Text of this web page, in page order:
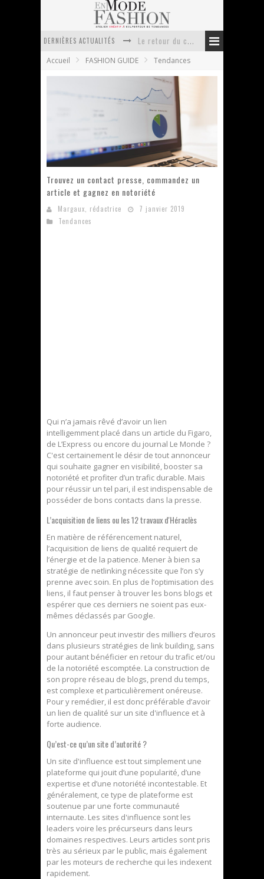
DERNIÈRES ACTUALITÉS
Le retour du cachemire version casual
Doudoune pour femme : choisir la pièce idéale entre style, chaleur et durabilité
Accueil FASHION GUIDE Tendances
Trouvez un contact presse, commandez un
article et gagnez en notoriété
Margaux, rédactrice
7 janvier 2019
Tendances
Qui n’a jamais rêvé d’avoir un lien
intelligemment placé dans un article du Figaro,
de L’Express ou encore du journal Le Monde ?
C'est certainement le désir de tout annonceur
qui souhaite gagner en visibilité, booster sa
notoriété et profiter d’un trafic durable. Mais
pour réussir un tel pari, il est indispensable de
posséder de bons contacts dans la presse.
L’acquisition de liens ou les 12 travaux d'Héraclès
En matière de référencement naturel,
l’acquisition de liens de qualité requiert de
l’énergie et de la patience. Mener à bien sa
stratégie de netlinking nécessite que l’on s’y
prenne avec soin. En plus de l’optimisation des
liens, il faut penser à trouver les bons blogs et
espérer que ces derniers ne soient pas eux-
mêmes déclassés par Google.
Un annonceur peut investir des milliers d’euros
dans plusieurs stratégies de link building, sans
pour autant bénéficier en retour du trafic et/ou
de la notoriété escomptée. La construction de
son propre réseau de blogs, prend du temps,
est complexe et particulièrement onéreuse.
Pour y remédier, il est donc préférable d’avoir
un lien de qualité sur un site d'influence et à
forte audience.
Qu’est-ce qu’un site d’autorité ?
Un site d'influence est tout simplement une
plateforme qui jouit d’une popularité, d’une
expertise et d’une notoriété incontestable. Et
généralement, ce type de plateforme est
soutenue par une forte communauté
internaute. Les sites d'influence sont les
leaders voire les précurseurs dans leurs
domaines respectives. Leurs articles sont pris
très au sérieux par le public, mais également
par les moteurs de recherche qui les indexent
rapidement.